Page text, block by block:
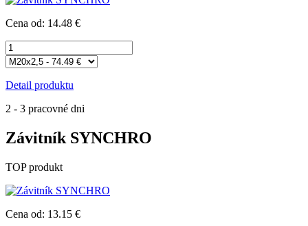
Cena od: 14.48 €
Detail produktu
2 - 3 pracovné dni
Závitník SYNCHRO
TOP produkt
Cena od: 13.15 €